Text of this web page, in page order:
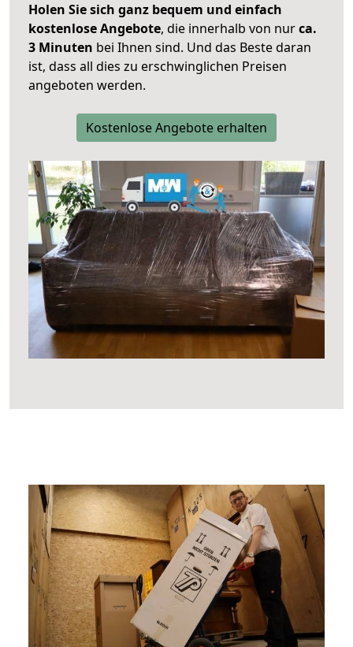
Holen Sie sich ganz bequem und einfach
kostenlose Angebote, die innerhalb von nurca.
3 Minuten bei Ihnen sind. Und das Beste daran
ist, dass all dies zu erschwinglichen Preisen
angeboten werden.
Kostenlose Angebote erhalten